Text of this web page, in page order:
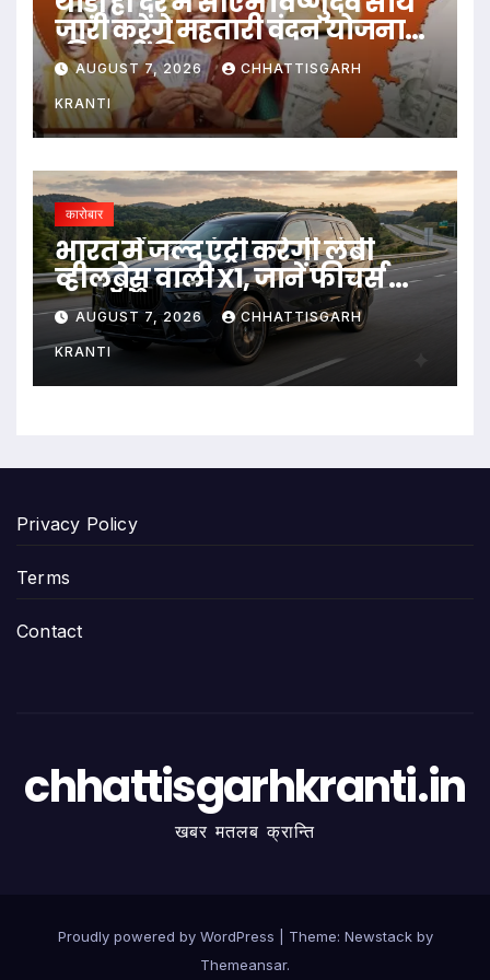
जारी करेंगे महतारी वंदन योजना
की 30वीं किस्त
AUGUST 7, 2026 CHHATTISGARH
KRANTI
कारोबार
भारत में जल्द एंट्री करेगी लंबी
व्हीलबेस वाली X1, जानें फीचर्स और
परफॉर्मेंस
AUGUST 7, 2026 CHHATTISGARH
KRANTI
Privacy Policy
Terms
Contact
chhattisgarhkranti.in
खबर मतलब क्रान्ति
Proudly powered by WordPress Theme: Newstackby
Themeansar.